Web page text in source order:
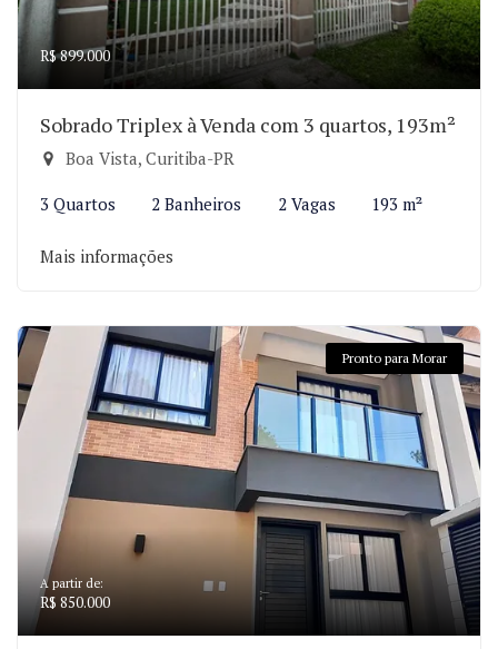
R$ 899.000
Sobrado Triplex à Venda com 3 quartos, 193m²
Boa Vista, Curitiba-PR
3 Quartos 2 Banheiros 2 Vagas 193 m²
Mais informações
Pronto para Morar
A partir de:
R$ 850.000